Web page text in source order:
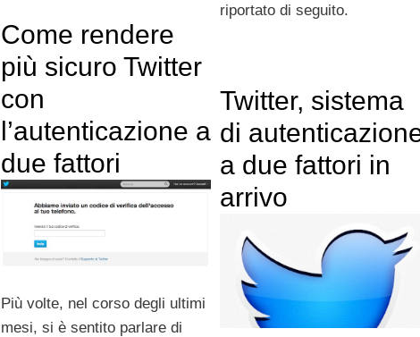
riportato di seguito.
Come rendere
più sicuro Twitter
con
l’autenticazione a
due fattori
Più volte, nel corso degli ultimi
mesi, si è sentito parlare di
Twitter, sistema
di
a due fattori in
arrivo